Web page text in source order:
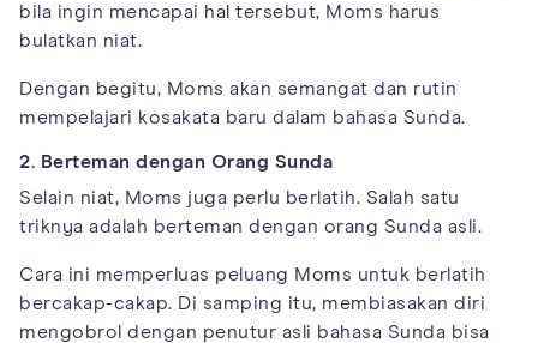
bila ingin mencapai hal tersebut, Moms harus
bulatkan niat.
Dengan begitu, Moms akan semangat dan rutin
mempelajari kosakata baru dalam bahasa Sunda.
2. Berteman dengan Orang Sunda
Selain niat, Moms juga perlu berlatih. Salah satu
triknya adalah berteman dengan orang Sunda asli.
Cara ini memperluas peluang Moms untuk berlatih
bercakap-cakap. Di samping itu, membiasakan diri
mengobrol dengan penutur asli bahasa Sunda bisa